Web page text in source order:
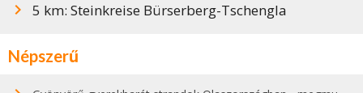
5 km: Steinkreise Bürserberg-Tschengla
Népszerű